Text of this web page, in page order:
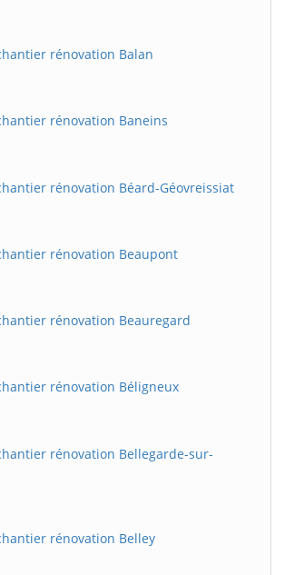
rénovation Balan
rénovation Baneins
rénovation Béard-Géovreissiat
rénovation Beaupont
rénovation Beauregard
rénovation Béligneux
rénovation Bellegarde-sur-
rénovation Belley